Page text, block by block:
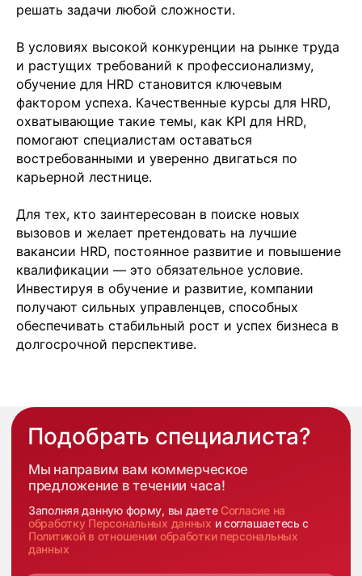
решать задачи любой сложности.
В условиях высокой конкуренции на рынке труда
и растущих требований к профессионализму,
обучение для HRD становится ключевым
фактором успеха. Качественные курсы для HRD,
охватывающие такие темы, как KPI для HRD,
помогают специалистам оставаться
востребованными и уверенно двигаться по
карьерной лестнице.
Для тех, кто заинтересован в поиске новых
вызовов и желает претендовать на лучшие
вакансии HRD, постоянное развитие и повышение
квалификации — это обязательное условие.
Инвестируя в обучение и развитие, компании
получают сильных управленцев, способных
обеспечивать стабильный рост и успех бизнеса в
долгосрочной перспективе.
Москва
Экспертиза
Цены
Кейсы
"Черри Тауэр" ул. Профсоюзная,56,офис
Кипр
Agios Georgios
Chavouzas, office 1-2
Limassol, Cyprus
+7 499 380 89 20
info@it-atlas.ru